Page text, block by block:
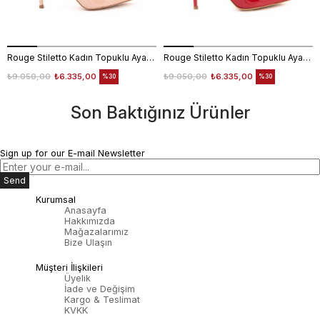
Rouge Stiletto Kadın Topuklu Ayakkabı 4924-02V8
₺6.335,00
₺9.050,00 %30
Rouge Stiletto Kadın Topuklu Ayakkabı 4924-02V8
₺6.335,00
₺9.050,00 %30
Son Baktığınız Ürünler
Sign up for our E-mail Newsletter
Send
Kurumsal
Anasayfa
Hakkımızda
Mağazalarımız
Bize Ulaşın
Müşteri İlişkileri
Üyelik
İade ve Değişim
Kargo & Teslimat
KVKK